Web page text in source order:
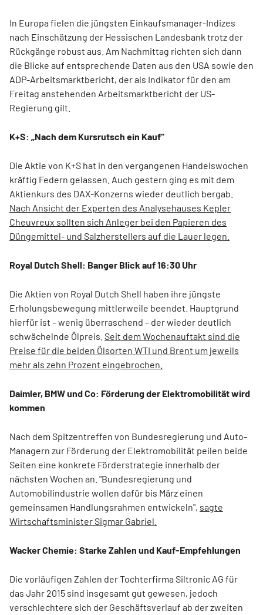
In Europa fielen die jüngsten Einkaufsmanager-Indizes
nach Einschätzung der Hessischen Landesbank trotz der
Rückgänge robust aus. Am Nachmittag richten sich dann
die Blicke auf entsprechende Daten aus den USA sowie den
ADP-Arbeitsmarktbericht, der als Indikator für den am
Freitag anstehenden Arbeitsmarktbericht der US-
Regierung gilt.
K+S: „Nach dem Kursrutsch ein Kauf“
Die Aktie von K+S hat in den vergangenen Handelswochen
kräftig Federn gelassen. Auch gestern ging es mit dem
Aktienkurs des DAX-Konzerns wieder deutlich bergab.
Nach Ansicht der Experten des Analysehauses Kepler
Cheuvreux sollten sich Anleger bei den Papieren des
Düngemittel- und Salzherstellers auf die Lauer legen.
Royal Dutch Shell: Banger Blick auf 16:30 Uhr
Die Aktien von Royal Dutch Shell haben ihre jüngste
Erholungsbewegung mittlerweile beendet. Hauptgrund
hierfür ist – wenig überraschend – der wieder deutlich
schwächelnde Ölpreis. Seit dem Wochenauftakt sind die
Preise für die beiden Ölsorten WTI und Brent um jeweils
mehr als zehn Prozent eingebrochen.
Daimler, BMW und Co: Förderung der Elektromobilität wird
kommen
Nach dem Spitzentreffen von Bundesregierung und Auto-
Managern zur Förderung der Elektromobilität peilen beide
Seiten eine konkrete Förderstrategie innerhalb der
nächsten Wochen an. "Bundesregierung und
Automobilindustrie wollen dafür bis März einen
gemeinsamen Handlungsrahmen entwickeln", sagte
Wirtschaftsminister Sigmar Gabriel.
Wacker Chemie: Starke Zahlen und Kauf-Empfehlungen
Die vorläufigen Zahlen der Tochterfirma Siltronic AG für
das Jahr 2015 sind insgesamt gut gewesen, jedoch
verschlechtere sich der Geschäftsverlauf ab der zweiten